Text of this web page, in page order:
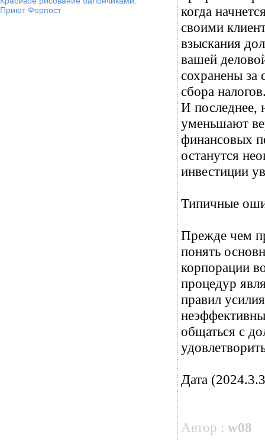
Приют Форпост
когда
своими
взыскания
вашей
сохранены за
сбора
И последнее,
уменьшают
финансовых
останутся
инвестиции
Типичные
Прежде чем
понять
корпорации
процедур
правил
общаться с
Дата
Автор : w08